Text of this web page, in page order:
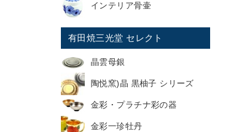
インテリア骨壷
有田焼三光堂 セレクト
晶雲母銀
陶悦窯)晶 黒柚子 シリーズ
金彩・プラチナ彩の器
金彩一珍牡丹